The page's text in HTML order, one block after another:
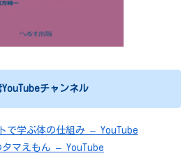
YouTubeチャンネル
で学ぶ体の仕組み – YouTube
タマえもん – YouTube